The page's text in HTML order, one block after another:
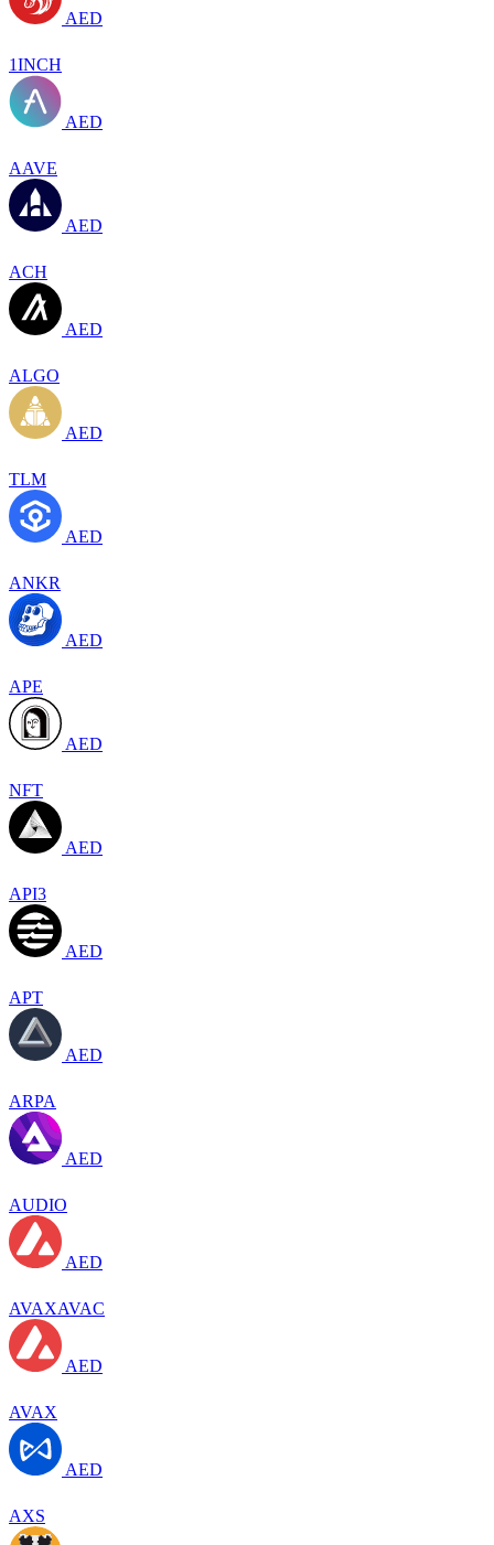
AED
1INCH
AED
AAVE
AED
ACH
AED
ALGO
AED
TLM
AED
ANKR
AED
APE
AED
NFT
AED
API3
AED
APT
AED
ARPA
AED
AUDIO
AED
AVAXAVAC
AED
AVAX
AED
AXS